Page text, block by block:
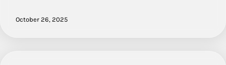
October 26, 2025